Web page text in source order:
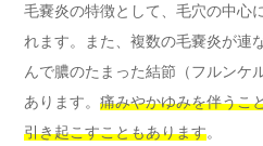
毛嚢炎の特徴として、毛穴の中心
れます。また、複数の毛嚢炎が連
んで膿のたまった結節（フルンケ
あります。 痛みやかゆみを伴うこ
引き起こすこともあります。